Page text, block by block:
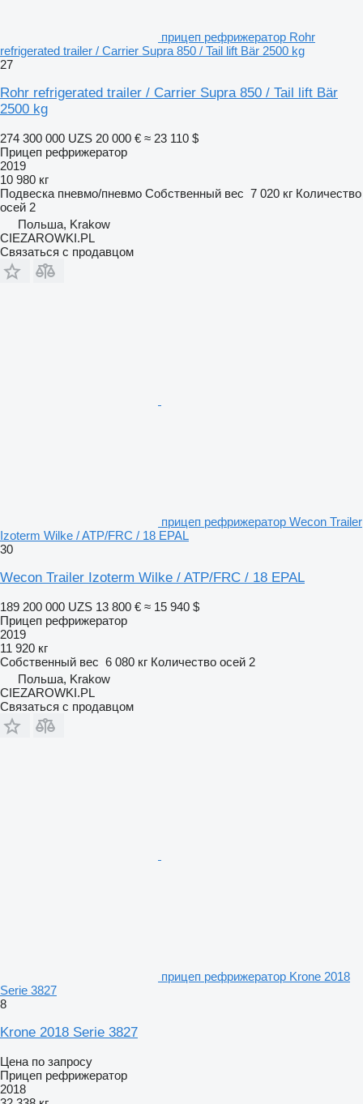
прицеп рефрижератор Rohr
refrigerated trailer / Carrier Supra 850 / Tail lift Bär 2500 kg
27
Rohr refrigerated trailer / Carrier Supra 850 / Tail lift Bär
2500 kg
274 300 000 UZS 20 000 € ≈ 23 110 $
Прицеп рефрижератор
2019
10 980 кг
Подвеска пневмо/пневмо Собственный вес 7 020 кг Количество
осей 2
Польша, Krakow
CIEZAROWKI.PL
Связаться с продавцом
прицеп рефрижератор Wecon Trailer
Izoterm Wilke / ATP/FRC / 18 EPAL
30
Wecon Trailer Izoterm Wilke / ATP/FRC / 18 EPAL
189 200 000 UZS 13 800 € ≈ 15 940 $
Прицеп рефрижератор
2019
11 920 кг
Собственный вес 6 080 кг Количество осей 2
Польша, Krakow
CIEZAROWKI.PL
Связаться с продавцом
прицеп рефрижератор Krone 2018
Serie 3827
8
Krone 2018 Serie 3827
Цена по запросу
Прицеп рефрижератор
2018